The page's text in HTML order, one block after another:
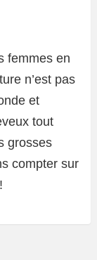
femmes en
n’est pas
et
tout
grosses
compter sur